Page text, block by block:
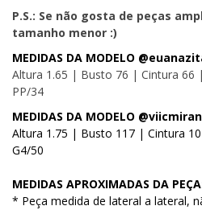
P.S.: Se não gosta de peças
tamanho menor :)
MEDIDAS DA MODELO
Altura 1.65 | Busto 76 | Cintura 66
PP/34
MEDIDAS DA MODELO
Altura 1.75 | Busto 117 | Cintura
G4/50
MEDIDAS APROXIMADAS DA
* Peça medida de lateral a lateral,